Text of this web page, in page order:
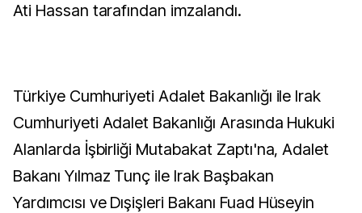
Ati Hassan tarafından imzalandı.
Türkiye Cumhuriyeti Adalet Bakanlığı ile Irak
Cumhuriyeti Adalet Bakanlığı Arasında Hukuki
Alanlarda İşbirliği Mutabakat Zaptı'na, Adalet
Bakanı Yılmaz Tunç ile Irak Başbakan
Yardımcısı ve Dışişleri Bakanı Fuad Hüseyin